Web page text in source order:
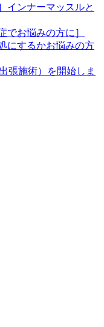
インナーマッスルと
でお悩みの方に］
にするかお悩みの方
張施術）を開始しま